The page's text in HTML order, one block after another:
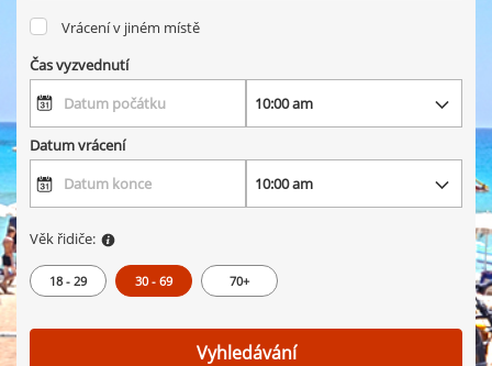
Vrácení v jiném místě
Čas vyzvednutí
Datum vrácení
Věk řidiče:
18 - 29 30 - 69 70+
Vyhledávání